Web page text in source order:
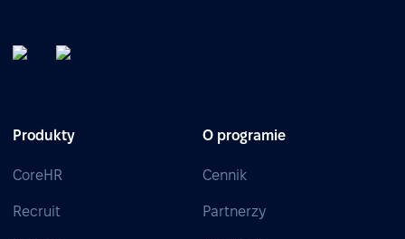
Produkty
CoreHR
Recruit
O programie
Cennik
Partnerzy